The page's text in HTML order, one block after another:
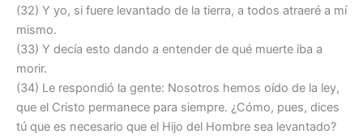
(32) Y yo, si fuere levantado de la tierra, a todos atraeré a mí
mismo.
(33) Y decía esto dando a entender de qué muerte iba a
morir.
(34) Le respondió la gente: Nosotros hemos oído de la ley,
que el Cristo permanece para siempre. ¿Cómo, pues, dices
tú que es necesario que el Hijo del Hombre sea levantado?